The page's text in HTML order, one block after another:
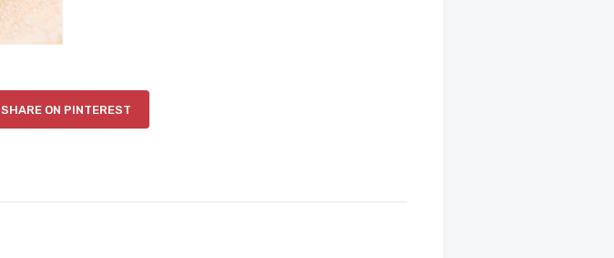
SHARE ON PINTEREST